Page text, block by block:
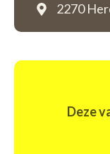
2270
Deze